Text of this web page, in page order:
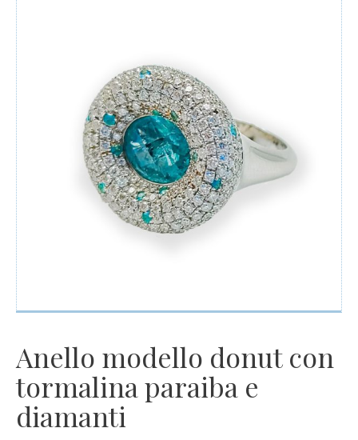
Diamanti
Argenti
Offerte
Anello modello donut con
tormalina paraiba e
diamanti